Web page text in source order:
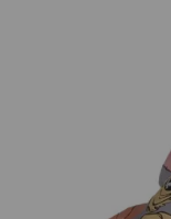
compras rápidamente
pedidos y